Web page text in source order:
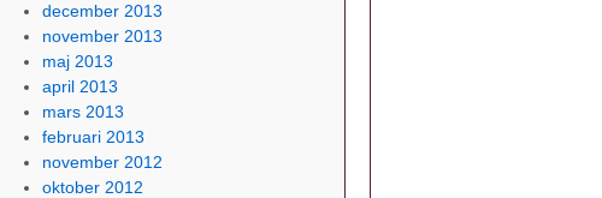
december 2013
november 2013
maj 2013
april 2013
mars 2013
februari 2013
november 2012
oktober 2012